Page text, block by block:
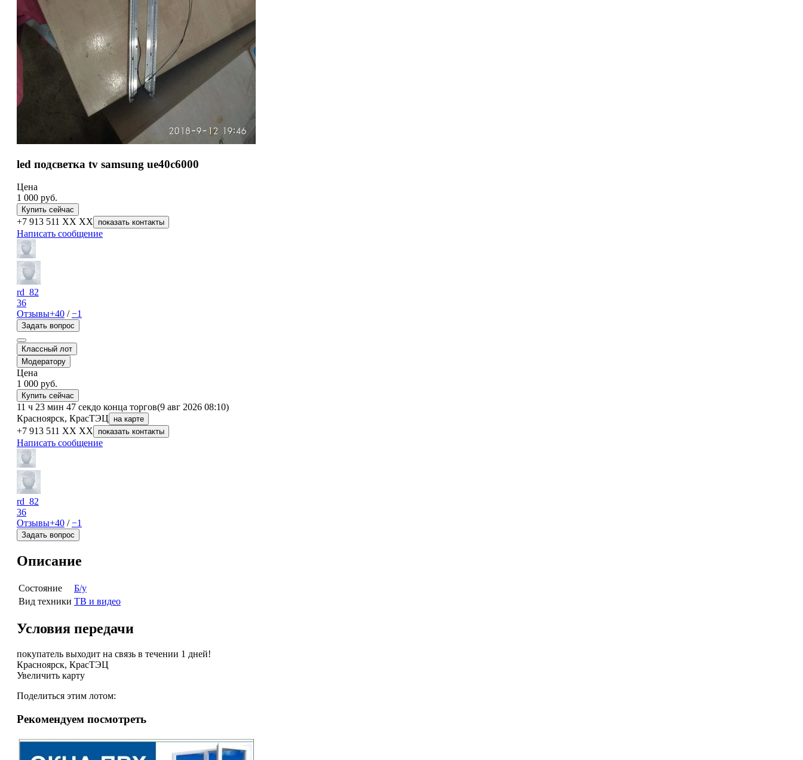
led подсветка tv samsung ue40c6000
Цена
1 000 руб.
Купить сейчас
+7 913 511 XX XX показать контакты
Написать сообщение
rd_82
36
Отзывы+40/−1
Задать вопрос
Классный лот
Модератору
Цена
1 000 руб.
Купить сейчас
11 ч 23 мин 47 секдо конца торгов(9 авг 2026 08:10)
Красноярск, КрасТЭЦ
на карте
+7 913 511 XX XX показать контакты
Написать сообщение
rd_82
36
Отзывы+40/−1
Задать вопрос
Описание
Состояние
Б/у
Вид техники ТВ и видео
Условия передачи
покупатель выходит на связь в течении 1 дней!
Красноярск, КрасТЭЦ
Увеличить карту
Поделиться этим лотом:
Рекомендуем посмотреть